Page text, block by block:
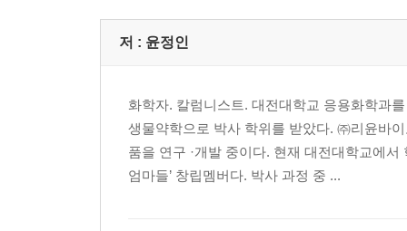
저 : 윤정인
화학자. 칼럼니스트. 대전대학교 응용화학과
생물약학으로 박사 학위를 받았다. ㈜리윤바
품을 연구 ·개발 중이다. 현재 대전대학교에
엄마들’ 창립멤버다. 박사 과정 중 ...